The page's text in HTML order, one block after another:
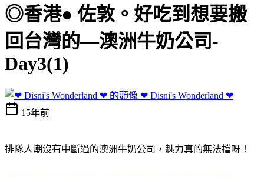
◎香港● 佐敦。好吃到想要搬
回台灣的—澳洲牛奶公司-
Day3(1)
❤ Disni's Wonderland ❤
15年前
排隊人潮沒有中斷過的澳洲牛奶公司，魅力真的無法擋呀！